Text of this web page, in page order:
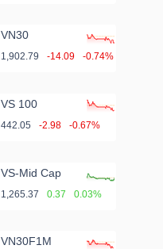
VN30
1,902.79 -14.09 -0.74%
VS 100
442.05 -2.98 -0.67%
VS-Mid Cap
1,265.37 0.37 0.03%
VN30F1M